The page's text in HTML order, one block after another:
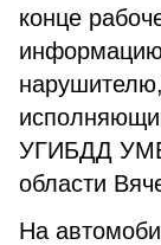
конце
УГИБДД
области
На